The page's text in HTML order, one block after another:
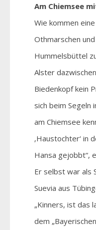
Am Chiemsee
Wie kommen
Othmarschen und
Hummelsbüttel
Alster
Biedenkopf kein
sich beim Segeln
am Chiemsee
‚Haustochter‘ in
Hansa gejobbt“,
Er selbst war als
Suevia aus
„Kinners, ist das
dem